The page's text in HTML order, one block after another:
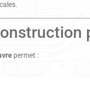
permet :